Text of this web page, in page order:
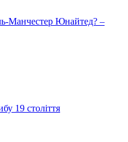
Манчестер Юнайтед? –
19 століття